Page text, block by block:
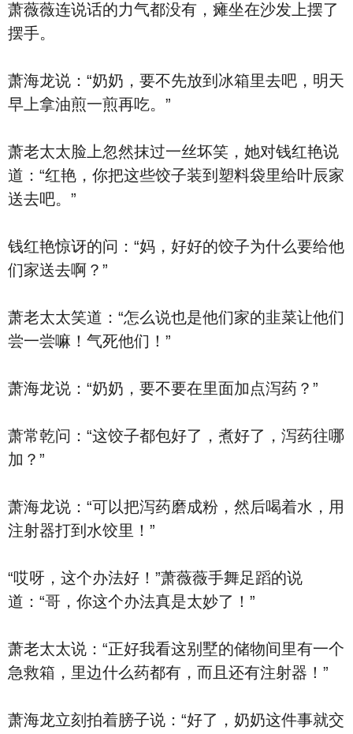
萧薇薇连说话的力气都没有，瘫坐在沙发上摆了
摆手。
萧海龙说：“奶奶，要不先放到冰箱里去吧，明天
早上拿油煎一煎再吃。”
萧老太太脸上忽然抹过一丝坏笑，她对钱红艳说
道：“红艳，你把这些饺子装到塑料袋里给叶辰家
送去吧。”
钱红艳惊讶的问：“妈，好好的饺子为什么要给他
们家送去啊？”
萧老太太笑道：“怎么说也是他们家的韭菜让他们
尝一尝嘛！气死他们！”
萧海龙说：“奶奶，要不要在里面加点泻药？”
萧常乾问：“这饺子都包好了，煮好了，泻药往哪
加？”
萧海龙说：“可以把泻药磨成粉，然后喝着水，用
注射器打到水饺里！”
“哎呀，这个办法好！”萧薇薇手舞足蹈的说
道：“哥，你这个办法真是太妙了！”
萧老太太说：“正好我看这别墅的储物间里有一个
急救箱，里边什么药都有，而且还有注射器！”
萧海龙立刻拍着膀子说：“好了，奶奶这件事就交